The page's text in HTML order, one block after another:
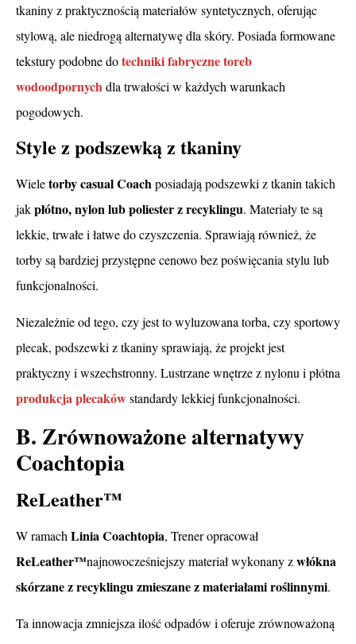
tkaniny z praktycznością materiałów syntetycznych, oferując
stylową, ale niedrogą alternatywę dla skóry. Posiada formowane
tekstury podobne dotechniki fabryczne toreb
wodoodpornych dla trwałości w każdych warunkach
pogodowych.
Style z podszewką z tkaniny
Wieletorby casual Coachposiadają podszewki z tkanin takich
jakpłótno, nylon lub poliester z recyklingu. Materiały te są
lekkie, trwałe i łatwe do czyszczenia. Sprawiają również, że
torby są bardziej przystępne cenowo bez poświęcania stylu lub
funkcjonalności.
Niezależnie od tego, czy jest to wyluzowana torba, czy sportowy
plecak, podszewki z tkaniny sprawiają, że projekt jest
praktyczny i wszechstronny. Lustrzane wnętrze z nylonu i płótna
produkcja plecakówstandardy lekkiej funkcjonalności.
B. Zrównoważone alternatywy
Coachtopia
ReLeather™
W ramach Linia Coachtopia, Trener opracował
ReLeather™najnowocześniejszy materiał wykonany zwłókna
skórzane z recyklingu zmieszane z materiałami roślinnymi.
Ta innowacja zmniejsza ilość odpadów i oferuje zrównoważoną